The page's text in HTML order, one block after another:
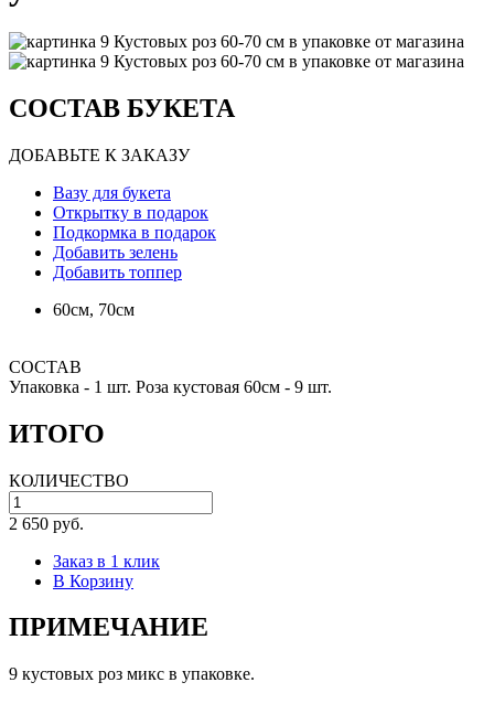
СОСТАВ БУКЕТА
ДОБАВЬТЕ К ЗАКАЗУ
Вазу для букета
Открытку в подарок
Подкормка в подарок
Добавить зелень
Добавить топпер
60см, 70см
СОСТАВ
Упаковка - 1 шт. Роза кустовая 60см - 9 шт.
ИТОГО
КОЛИЧЕСТВО
2 650 руб.
Заказ в 1 клик
В Корзину
ПРИМЕЧАНИЕ
9 кустовых роз микс в упаковке.